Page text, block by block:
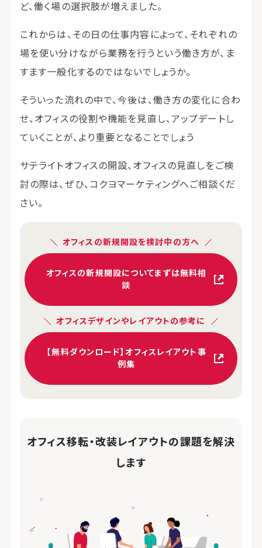
ど、働く場の選択肢が増えました。
これからは、その日の仕事内容によって、それぞれの
場を使い分けながら業務を行うという働き方が、ま
すます一般化するのではないでしょうか。
そういった流れの中で、今後は、働き方の変化に合わ
せ、オフィスの役割や機能を見直し、アップデートし
ていくことが、より重要となることでしょう
サテライトオフィスの開設、オフィスの見直しをご検
討の際は、ぜひ、コクヨマーケティングへご相談くだ
さい。
オフィスの新規開設を検討中の方へ
オフィスの新規開設についてまずは無料相
談
オフィスデザインやレイアウトの参考に
【無料ダウンロード】オフィスレイアウト事
例集
オフィス移転・改装レイアウトの課題を解決
します